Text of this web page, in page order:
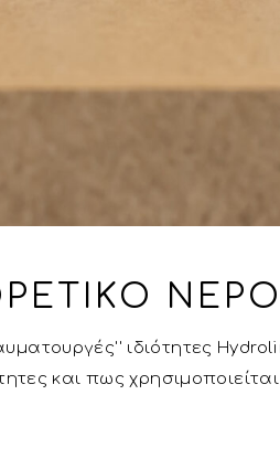
ΝΕΡΌ
ιδιότητες
και πως